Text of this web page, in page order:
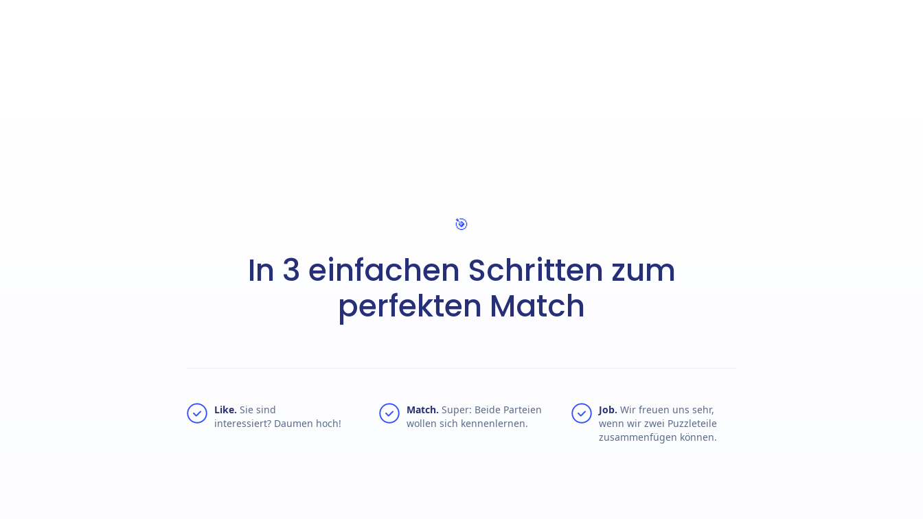
In 3 einfachen Schritten zum
perfekten Match
Like. Sie sind
interessiert? Daumen hoch!
Match. Super: Beide Parteien
wollen sich kennenlernen.
Job. Wir freuen uns sehr,
wenn wir zwei Puzzleteile
zusammenfügen können.